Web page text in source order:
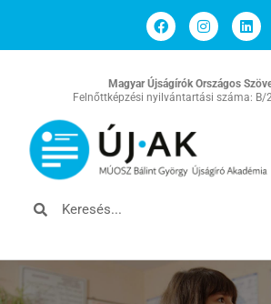
Magyar Újságírók Országos
Felnőttképzési nyilvántartási száma: